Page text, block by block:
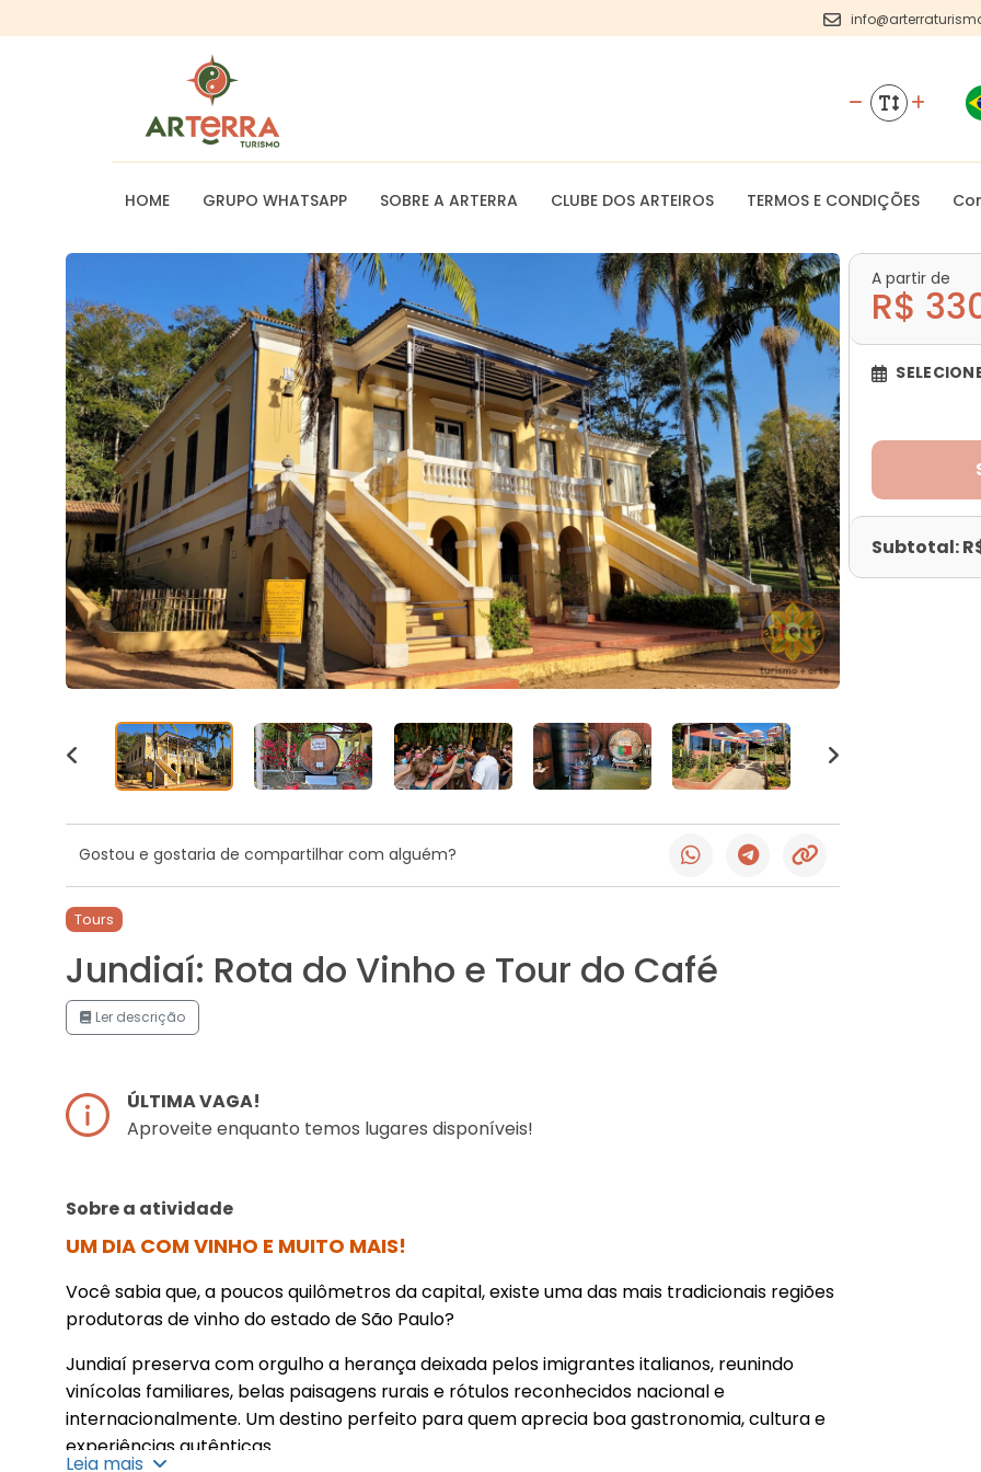
HOME GRUPO WHATSAPP SOBRE A ARTERRA CLUBE DOS ARTEIROS TERMOS E CONDIÇÕES
Gostou e gostaria de compartilhar com alguém?
Tours
Jundiaí: Rota do Vinho e Tour do Café
Ler descrição
ÚLTIMA VAGA!
Aproveite enquanto temos lugares disponíveis!
Sobre a atividade
UM DIA COM VINHO E MUITO MAIS!
Você sabia que, a poucos quilômetros da capital, existe uma das mais tradicionais regiões
produtoras de vinho do estado de São Paulo?
Jundiaí preserva com orgulho a herança deixada pelos imigrantes italianos, reunindo
vinícolas familiares, belas paisagens rurais e rótulos reconhecidos nacional e
internacionalmente. Um destino perfeito para quem aprecia boa gastronomia, cultura e
experiências autênticas.
Leia mais
A partir de
R$
Subtotal: